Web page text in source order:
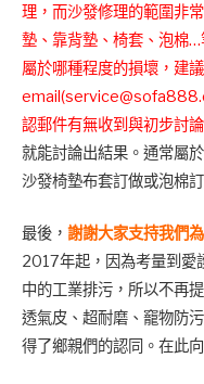
理，而沙發修理的範圍非
墊、靠背墊、椅套、泡棉
屬於哪種程度的損壞，建
email(
認郵件有無收到與初步討論
就能討論出結果。通常屬
沙發椅墊布套訂做或泡棉
最後， 謝謝大家支持我們
2017年起，因為考量到愛
中的工業排污，所以不再
透氣皮、超耐磨、竉物防
得了鄉親們的認同。在此